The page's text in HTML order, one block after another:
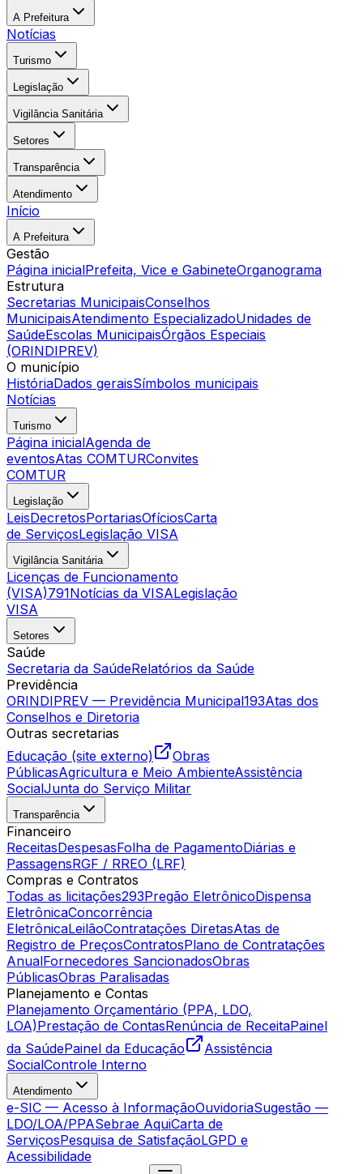
A Prefeitura
Notícias
Turismo
Legislação
Vigilância Sanitária
Setores
Transparência
Atendimento
Início
A Prefeitura
Gestão
Página inicialPrefeita, Vice e GabineteOrganograma
Estrutura
Secretarias MunicipaisConselhos
MunicipaisAtendimento EspecializadoUnidades de
SaúdeEscolas MunicipaisÓrgãos Especiais
(ORINDIPREV)
O município
HistóriaDados geraisSímbolos municipais
Notícias
Turismo
Página inicialAgenda de
eventosAtas COMTURConvites
COMTUR
Legislação
LeisDecretosPortariasOfíciosCarta
de ServiçosLegislação VISA
Vigilância Sanitária
Licenças de Funcionamento
(VISA)791Notícias da VISALegislação
VISA
Setores
Saúde
Secretaria da SaúdeRelatórios da Saúde
Previdência
ORINDIPREV — Previdência Municipal193Atas dos
Conselhos e Diretoria
Outras secretarias
Educação (site externo)
Obras
PúblicasAgricultura e Meio AmbienteAssistência
SocialJunta do Serviço Militar
Transparência
Financeiro
ReceitasDespesasFolha de PagamentoDiárias e
PassagensRGF / RREO (LRF)
Compras e Contratos
Todas as licitações293Pregão EletrônicoDispensa
EletrônicaConcorrência
EletrônicaLeilãoContratações DiretasAtas de
Registro de PreçosContratosPlano de Contratações
AnualFornecedores SancionadosObras
PúblicasObras Paralisadas
Planejamento e Contas
Planejamento Orçamentário (PPA, LDO,
LOA)Prestação de ContasRenúncia de ReceitaPainel
da SaúdePainel da Educação
Assistência
SocialControle Interno
Atendimento
e-SIC — Acesso à InformaçãoOuvidoriaSugestão —
LDO/LOA/PPASebrae AquiCarta de
ServiçosPesquisa de SatisfaçãoLGPD e
Acessibilidade